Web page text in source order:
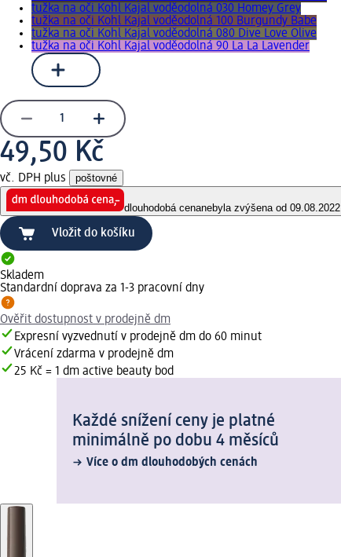
tužka na oči Kohl Kajal voděodolná 030 Homey Grey
tužka na oči Kohl Kajal voděodolná 100 Burgundy Babe
tužka na oči Kohl Kajal voděodolná 080 Dive Love Olive
tužka na oči Kohl Kajal voděodolná 90 La La Lavender
49,50 Kč
vč. DPH plus poštovné
dlouhodobá cenanebyla zvýšena od 09.08.2022
Vložit do košíku
Skladem
Standardní doprava za 1-3 pracovní dny
Ověřit dostupnost v prodejně dm
Expresní vyzvednutí v prodejně dm do 60 minut
Vrácení zdarma v prodejně dm
25 Kč = 1 dm active beauty bod
Každé snížení ceny je platné
minimálně po dobu 4 měsíců
Více o dm dlouhodobých cenách